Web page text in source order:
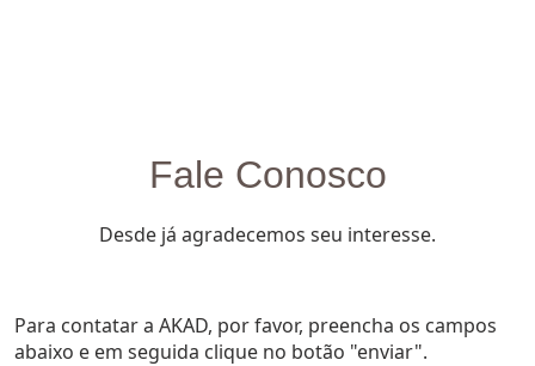
Fale Conosco
Desde já agradecemos seu interesse.
Para contatar a AKAD, por favor, preencha os campos
abaixo e em seguida clique no botão "enviar".